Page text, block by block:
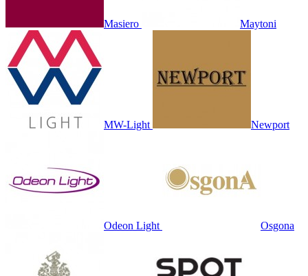
Masiero Maytoni
MW-Light Newport
Odeon Light Osgona